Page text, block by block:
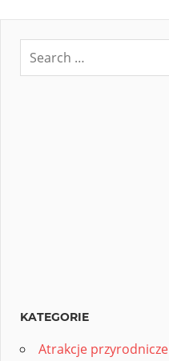
KATEGORIE
Atrakcje przyrodnicze